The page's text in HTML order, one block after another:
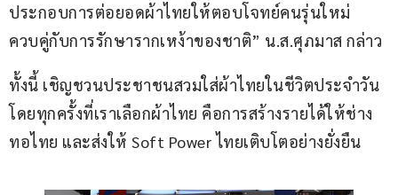
ประกอบการต่อยอดผ้าไทยให้ตอบโจทย์คนรุ่นใหม่
ควบคู่กับการรักษารากเหง้าของชาติ” น.ส.ศุภมาส กล่าว
ทั้งนี้ เชิญชวนประชาชนสวมใส่ผ้าไทยในชีวิตประจำวัน
โดยทุกครั้งที่เราเลือกผ้าไทย คือการสร้างรายได้ให้ช่าง
ทอไทย และส่งให้ Soft Power ไทยเติบโตอย่างยั่งยืน